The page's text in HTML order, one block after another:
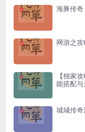
海豚传
网游之
【独家
能搭配
城城传